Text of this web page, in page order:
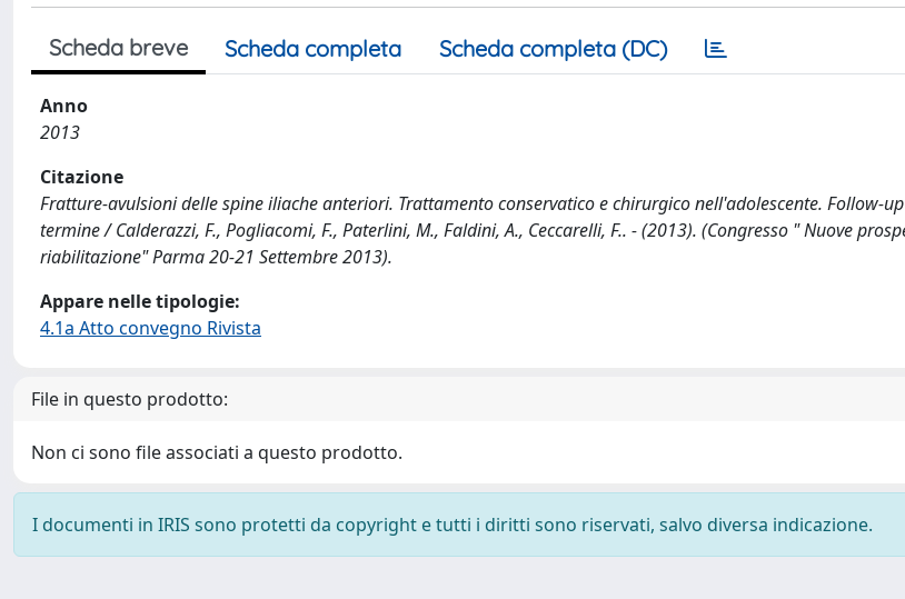
Scheda breve Scheda completa Scheda completa (DC)
Anno
2013
Citazione
Fratture-avulsioni delle spine iliache anteriori. Trattamento conservatico e chirurgico nell'adolescente. Follow-
termine / Calderazzi, F., Pogliacomi, F., Paterlini, M., Faldini, A., Ceccarelli, F.. - (2013). (Congresso " Nuove
riabilitazione" Parma 20-21 Settembre 2013).
Appare nelle tipologie:
4.1a Atto convegno Rivista
File in questo prodotto:
Non ci sono file associati a questo prodotto.
I documenti in IRIS sono protetti da copyright e tutti i diritti sono riservati, salvo diversa indicazione.